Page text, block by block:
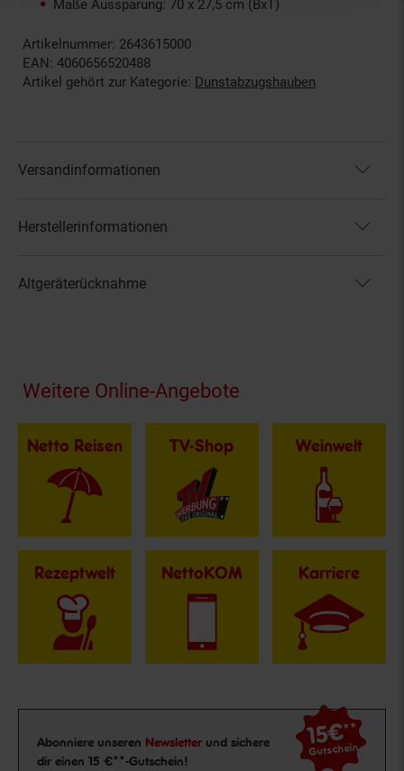
Maße Aussparung: 70 x 27,5 cm (BxT)
Artikelnummer: 2643615000
EAN: 4060656520488
Artikel gehört zur Kategorie: Dunstabzugshauben
Versandinformationen
Herstellerinformationen
Altgeräterücknahme
Fußzeile
Weitere Online-Angebote
Netto Reisen TV-Shop Weinwelt
Rezeptwelt NettoKOM Karriere
Newsletter Anmeldung
Abonniere unseren Newsletter und sichere
dir einen 15 €**-Gutschein!
15€**
Gutschein